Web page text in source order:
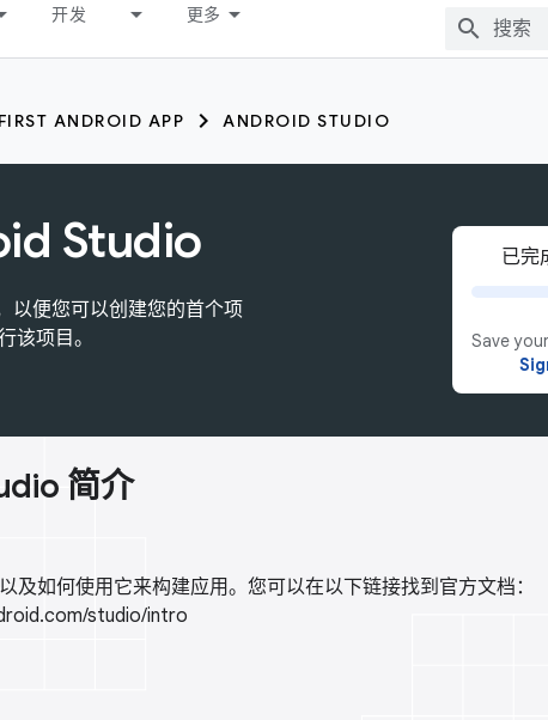
开发 更多
FIRST ANDROID APP ANDROID STUDIO
Studio
以便您可以创建您的首个项
该项目。
已完
Save
简介
及如何使用它来构建应用。您可以在以下链接找到官方文档：
studio/intro